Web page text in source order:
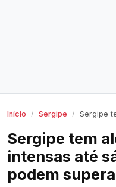
Início Sergipe Sergipe tem
Sergipe tem
intensas até
podem